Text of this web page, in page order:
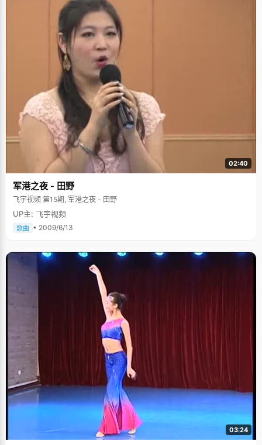
了零分，15分钟4道题，她一个也没答上来，多亏小学时候拿了个数学竞赛
的奖她才得以进入重点初中。周围同学都是考上的，只有自己例外，黄迪舟
很受挫，压力很大，性格里的坚韧性发挥了作用，就闷着头使劲地努力，成
绩慢慢一点点好起来，到最后以优异的成绩考上了重点高中。黄迪舟说自己
是那种"路遥知马力"的人，"不灵气，不聪明，但很适合高考这个制度的，用
很多时间来准备，日积月累，好好考虑这些事情，想明白了，最后就拿到了
好成绩。"智商的差别其实并不是很大，反而态度和习惯很重要。很多人不聪
明，但是做事很认真沉稳，最后也能达到成功。 学书法锻炼耐性 黄迪舟从五
岁开始学书法，妈妈觉得书法可以很好的帮助小孩子定性，不仅仅可以写好
字，认字还可以锻炼耐性。每个星期到老师那学习，然后每天用很长时间练
习，写的时候要集中所有注意力，幸亏黄迪舟本身就是个比较文静的女孩
子，才能一直坚持下来。练习书法不仅仅养成了黄迪舟沉稳、认真、坚韧的
性格，也培养了她平和的心态，不争不抢，从容行事。 不过练习书法也为黄
迪舟带来了一些小小的麻烦。"学习书法的时候很多字都已经认识了，但是上
学以后写钢笔字老写不好"，黄迪舟说，"因为书法的笔画顺序跟钢笔不一
样，我老是变不过来，所以考笔画顺序时总吃零分。" 喜欢逛街，爱美有道
黄迪舟是典型的广西女孩，从长相就可以看出来，深深的眼窝，稍厚的嘴
唇，说话声音很温柔。她算是个很时髦的小女孩，初冬刚到已经穿上了短裙
是很爱美的，她最大的爱好就是逛街，才到北京两个月，已经把北京中关村
广场、西单、五道口等女孩子常去的地方逛了个遍。 黄迪舟喜欢看小说，从
小起不管什么书抓起就看，不管看得懂还是看不懂，认字多了，就开始看名
著，《傲慢与偏见》、《基督山伯爵》、《三剑客》、凡&#903;尔纳的科幻
小说，林林总总看了不少。不过细数这些小说，黄迪舟最喜欢的还是英国作
家夏绿蒂&bull;勃朗特的《简爱》，因为这给了爱美的黄迪舟很大触动："小
很有个性和气质，惹人喜爱，"黄迪舟捂着嘴不好意思的笑了，露出两个可爱
的小酒窝，"看完书以后，我明白了人的美不仅仅是外貌，气质才是最重要
的，可以通过其他方面来改变的，比如学习。" 来到北大两个月，黄迪舟有很
多的感触，首先是北大的美丽深韵，自由宽容的环境和浓郁的人文气息，更
甚于自己以往的想象。其次就是美女很多，"很多女孩子们都很有气质，打扮
得体。每个人气质都不一样，有人优雅沉稳，有人聪明活泼，"黄迪舟微笑着
憧憬，"希望我自己这里生活学习四年以后，也也能染上一种特别的气质。"
在整个采访的过程中，黄迪舟给我的感觉是真实、随和的，每一个问题都回
答得很真诚，丝毫没有一些报道中的客套和刻意升华，"我就是这样的，我想
说的是，每个状元都是很普通和平凡的，每个人都可能成为状元，努力就好
了。"
02:40
军港之夜 - 田野
飞宇视频 第15期, 军港之夜 - 田野
UP主: 飞宇视频
歌曲 • 2009/6/13
03:24